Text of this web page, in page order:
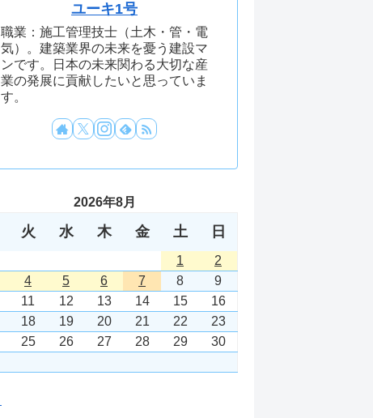
ユーキ1号
職業：施工管理技士（土木・管・電
気）。建築業界の未来を憂う建設マ
ンです。日本の未来関わる大切な産
業の発展に貢献したいと思っていま
す。
2026年8月
火 水 木 金 土 日
1
2
4 5 6 7 8
9
11 12 13 14 15
16
18 19 20 21 22
23
25 26 27 28 29
30